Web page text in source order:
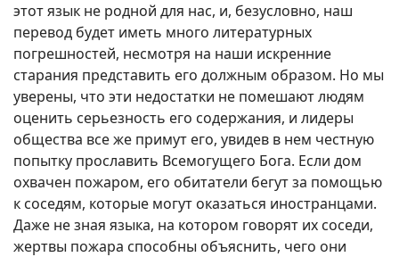
этот язык не родной для нас, и, безусловно, наш
перевод будет иметь много литературных
погрешностей, несмотря на наши искренние
старания представить его должным образом. Но мы
уверены, что эти недостатки не помешают людям
оценить серьезность его содержания, и лидеры
общества все же примут его, увидев в нем честную
попытку прославить Всемогущего Бога. Если дом
охвачен пожаром, его обитатели бегут за помощью
к соседям, которые могут оказаться иностранцами.
Даже не зная языка, на котором говорят их соседи,
жертвы пожара способны объяснить, чего они